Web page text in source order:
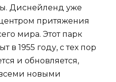
Диснейленд уже
притяжения
мира. Этот парк
в 1955 году, с тех пор
и обновляется,
новыми